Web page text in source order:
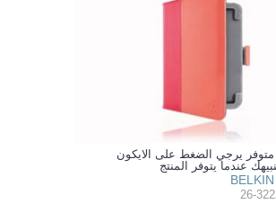
متوفر يرجي الضغط على الايكون
عندما يتوفر المنتج
BELKIN
26-